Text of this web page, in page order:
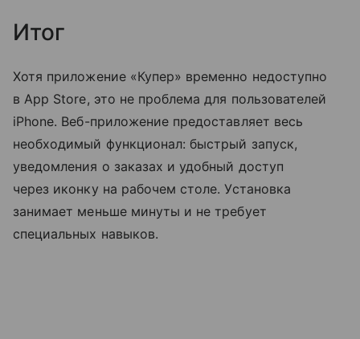
Итог
Хотя приложение «Купер» временно недоступно
в App Store, это не проблема для пользователей
iPhone. Веб-приложение предоставляет весь
необходимый функционал: быстрый запуск,
уведомления о заказах и удобный доступ
через иконку на рабочем столе. Установка
занимает меньше минуты и не требует
специальных навыков.